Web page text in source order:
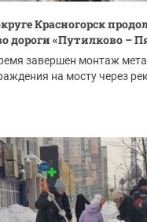
Красногорск
дороги «Путилково –
завершен монтаж
на мосту через